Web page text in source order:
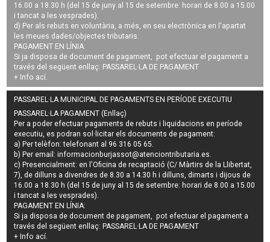
16.00 a 18.30 h (del 15 de juny al 15 de setembre: horari de 8.00 a 15.00
i tancat a les vesprades).
d) Per als rebuts en voluntària, a més, en seu electrònica en l'apartat
les meues dades/objectes tributaris.
PAGAMENT EN LÍNIA:
Si ja disposa de document de pagament, pot efectuar el pagament a
través del següent enllaç: PASSAREL·LA DE PAGAMENT
+ Info ací.
PASSAREL·LA MUNICIPAL DE PAGAMENTS EN PERÍODE EXECUTIU
PASSAREL·LA PAGAMENT (Enllaç)
Per a poder efectuar pagaments derebuts i liquidacions en període
executiu, es podran sol·licitar els documents de pagament:
a) Per telèfon: telefonant al 96 316 05 65.
b) Per email:informacionburjassot@atenciontributaria.es.
c) Presencialment: en l'Oficina de recaptació (C/ Màrtirs de la Llibertat,
7), de dilluns a divendres de 8.30 a 14.30 h i dilluns, dimarts i dijous de
16.00 a 18.30 h (del 15 de juny al 15 de setembre: horari de 8.00 a 15.00
i tancat a les vesprades).
PAGAMENT EN LÍNIA:
Si ja disposa de document de pagament, pot efectuar el pagament a
través del següent enllaç: PASSAREL·LA DE PAGAMENT
+ Info ací.